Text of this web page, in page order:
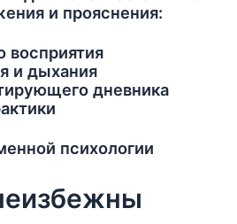
и прояснения:
восприятия
и дыхания
дневника
психологии